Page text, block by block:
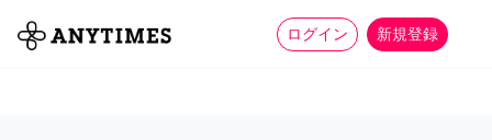
ログイン 新規登録
全て 家事 more_horiz